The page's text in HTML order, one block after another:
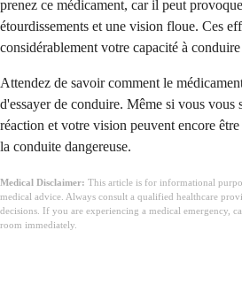
prenez ce médicament, car il peut
étourdissements et une vision floue. Ces
considérablement votre capacité à
Attendez de savoir comment le
d'essayer de conduire. Même si vous vous
réaction et votre vision peuvent encore
la conduite dangereuse.
Medical Disclaimer: This article is for informational
medical advice. Always consult a qualified healthcare
decisions. If you are experiencing a medical emergency,
room immediately.